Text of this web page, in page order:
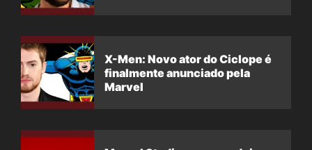
X-Men: Novo ator do Ciclope é
finalmente anunciado pela
Marvel